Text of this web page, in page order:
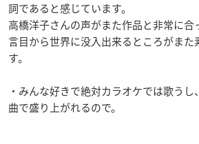
詞であると感じています。
高橋洋子さんの声がまた作品と非常に合
言目から世界に没入出来るところがまた
す。
・みんな好きで絶対カラオケでは歌う
曲で盛り上がれるので。